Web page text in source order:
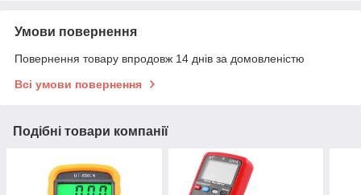
Умови повернення
Повернення товару впродовж 14 днів за домовленістю
Всі умови повернення
Подібні товари компанії